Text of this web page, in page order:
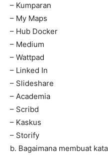
– Kumparan
– My Maps
– Hub Docker
– Medium
– Wattpad
– Linked In
– Slideshare
– Academia
– Scribd
– Kaskus
– Storify
b. Bagaimana membuat